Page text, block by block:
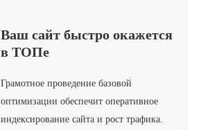
Ваш сайт быстро окажется
в ТОПе
Грамотное проведение базовой
оптимизации обеспечит оперативное
индексирование сайта и рост трафика.